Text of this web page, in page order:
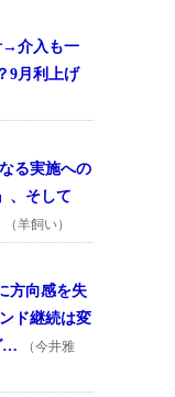
→介入も一
9月利上げ
る実施への
、そして
（羊飼い）
方向感を失
ド継続は変
…
（今井雅